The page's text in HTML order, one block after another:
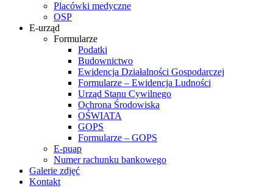
Placówki medyczne
OSP
E-urząd
Formularze
Podatki
Budownictwo
Ewidencja Działalności Gospodarczej
Formularze – Ewidencja Ludności
Urząd Stanu Cywilnego
Ochrona Środowiska
OŚWIATA
GOPS
Formularze – GOPS
E-puap
Numer rachunku bankowego
Galerie zdjęć
Kontakt